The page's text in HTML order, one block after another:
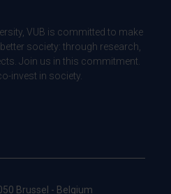
VUB is committed to make
society: through research,
Join us in this commitment.
invest in society.
Brussel - Belgium